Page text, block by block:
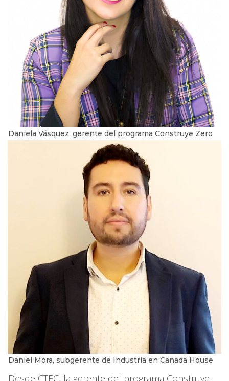
Daniela Vásquez, gerente del programa Construye Zero
Daniel Mora, subgerente de Industria en Canada House
Desde CTEC, la gerente del programa Construye